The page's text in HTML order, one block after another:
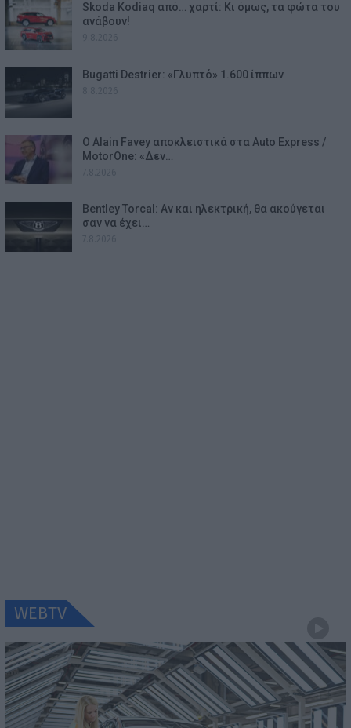
Skoda Kodiaq από… χαρτί: Κι όμως, τα φώτα του
ανάβουν!
Bugatti Destrier: «Γλυπτό» 1.600 ίππων
Ο Alain Favey αποκλειστικά στα Auto Express /
MotorOne: «Δεν…
Bentley Torcal: Αν και ηλεκτρική, θα ακούγεται
σαν να έχει…
WEBTV